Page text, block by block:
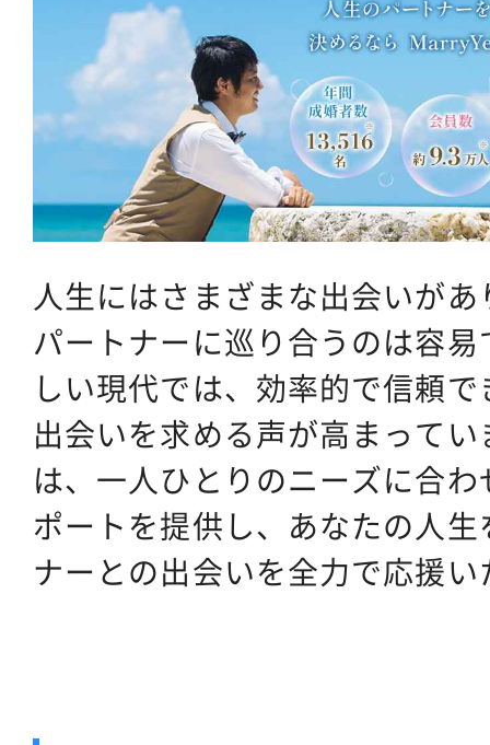
人生にはさまざまな出会いが
パートナーに巡り合うのは容
しい現代では、効率的で信頼
出会いを求める声が高まって
は、一人ひとりのニーズに合
ポートを提供し、あなたの人
ナーとの出会いを全力で応援